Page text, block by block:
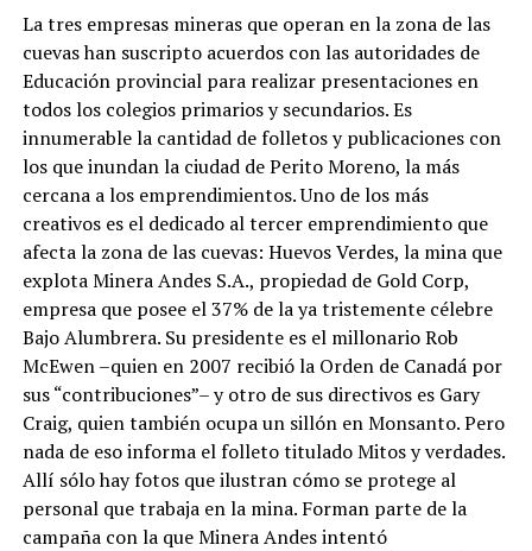
La tres empresas mineras que operan en la zona de las
cuevas han suscripto acuerdos con las autoridades de
Educación provincial para realizar presentaciones en
todos los colegios primarios y secundarios. Es
innumerable la cantidad de folletos y publicaciones con
los que inundan la ciudad de Perito Moreno, la más
cercana a los emprendimientos. Uno de los más
creativos es el dedicado al tercer emprendimiento que
afecta la zona de las cuevas: Huevos Verdes, la mina que
explota Minera Andes S.A., propiedad de Gold Corp,
empresa que posee el 37% de la ya tristemente célebre
Bajo Alumbrera. Su presidente es el millonario Rob
McEwen –quien en 2007 recibió la Orden de Canadá por
sus “contribuciones”– y otro de sus directivos es Gary
Craig, quien también ocupa un sillón en Monsanto. Pero
nada de eso informa el folleto titulado Mitos y verdades.
Allí sólo hay fotos que ilustran cómo se protege al
personal que trabaja en la mina. Forman parte de la
campaña con la que Minera Andes intentó